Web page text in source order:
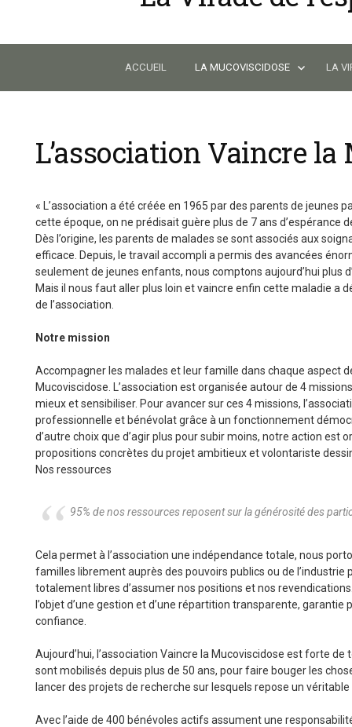
ACCUEIL LA MUCOVISCIDOSE LA
L’association Vaincre
« L’association a été créée en 1965 par des parents de jeunes
cette époque, on ne prédisait guère plus de 7 ans d’espérance
Dès l’origine, les parents de malades se sont associés aux
efficace. Depuis, le travail accompli a permis des avancées
seulement de jeunes enfants, nous comptons aujourd’hui plus
Mais il nous faut aller plus loin et vaincre enfin cette maladie a
de l’association.
Notre mission
Accompagner les malades et leur famille dans chaque aspect
Mucoviscidose. L’association est organisée autour de 4
mieux et sensibiliser. Pour avancer sur ces 4 missions,
professionnelle et bénévolat grâce à un fonctionnement
d’autre choix que d’agir plus pour subir moins, notre action est
propositions concrètes du projet ambitieux et volontariste
Nos ressources
95% de nos ressources reposent sur la générosité des
Cela permet à l’association une indépendance totale, nous
familles librement auprès des pouvoirs publics ou de
totalement libres d’assumer nos positions et nos
l’objet d’une gestion et d’une répartition transparente, garantie
confiance.
Aujourd’hui, l’association Vaincre la Mucoviscidose est forte
sont mobilisés depuis plus de 50 ans, pour faire bouger les
lancer des projets de recherche sur lesquels repose un
Avec l’aide de 400 bénévoles actifs assument une